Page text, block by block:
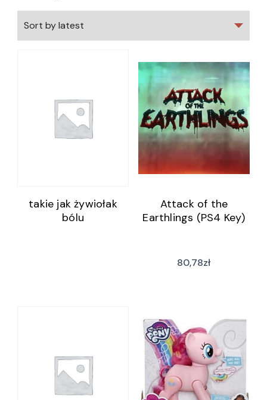
takie jak żywiołak
bólu
Attack of the
Earthlings (PS4 Key)
80,78zł